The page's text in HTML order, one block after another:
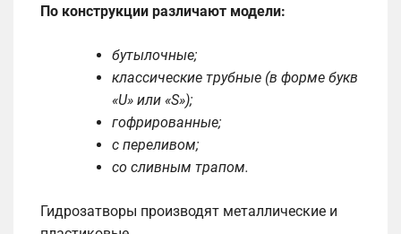
По конструкции различают модели:
бутылочные;
классические трубные (в форме букв
«U» или «S»);
гофрированные;
с переливом;
со сливным трапом.
Гидрозатворы производят металлические и